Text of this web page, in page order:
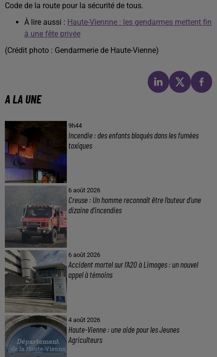
Code de la route pour la sécurité de tous.
À lire aussi : Haute-Viennne : les gendarmes mettent fin
à une fête privée
(Crédit photo : Gendarmerie de Haute-Vienne)
A LA UNE
9h44
Incendie : des enfants bloqués dans les fumées
toxiques
6 août 2026
Creuse : Un homme reconnaît être l’auteur d’une
dizaine d’incendies
6 août 2026
Accident mortel sur l’A20 à Limoges : un nouvel
appel à témoins
4 août 2026
Haute-Vienne : une aide pour les Jeunes
Agriculteurs